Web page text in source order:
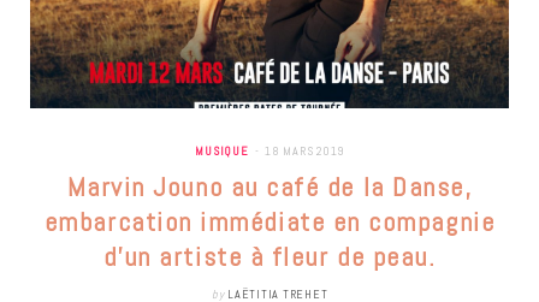
MUSIQUE 18 MARS 2019
Marvin Jouno au café de la Danse,
embarcation immédiate en compagnie
d’un artiste à fleur de peau.
by LAËTITIA TREHET